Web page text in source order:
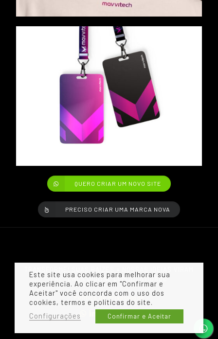
QUERO CRIAR UM NOVO SITE
PRECISO CRIAR UMA MARCA NOVA
PRESENÇA DIGITAL COM IDENTIDADE
Política de Privacidade
Este site usa cookies para melhorar sua
experiência. Ao clicar em "Confirmar e
Aceitar" você concorda com o uso dos
cookies, termos e políticas do site.
Configurações
Confirmar e Aceitar